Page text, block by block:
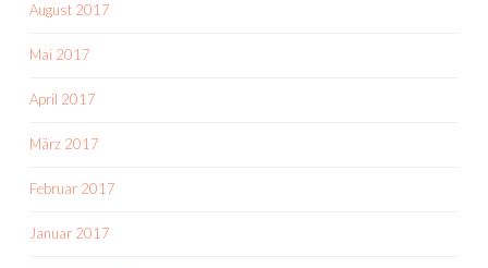
August 2017
Mai 2017
April 2017
März 2017
Februar 2017
Januar 2017